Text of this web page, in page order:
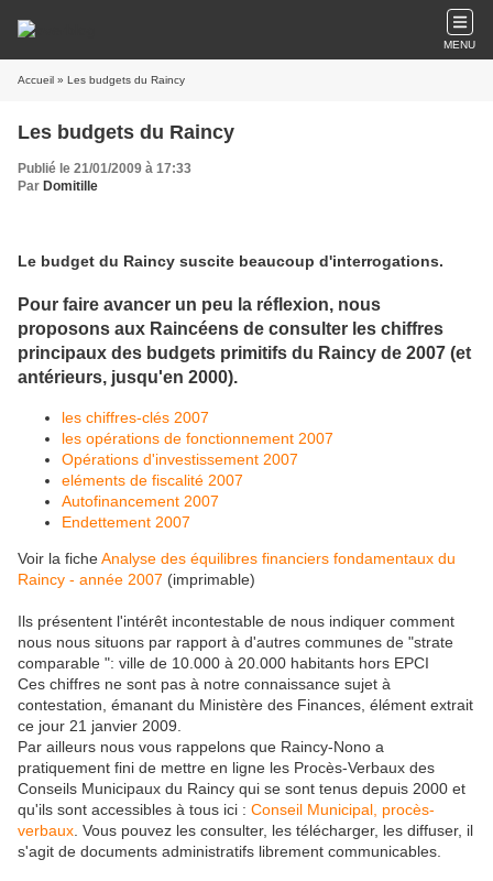
MENU
Accueil » Les budgets du Raincy
Les budgets du Raincy
Publié le 21/01/2009 à 17:33
Par Domitille
Le budget du Raincy suscite beaucoup d'interrogations.
Pour faire avancer un peu la réflexion, nous
proposons aux Raincéens de consulter les chiffres
principaux des budgets primitifs du Raincy de 2007 (et
antérieurs, jusqu'en 2000).
les chiffres-clés 2007
les opérations de fonctionnement 2007
Opérations d'investissement 2007
eléments de fiscalité 2007
Autofinancement 2007
Endettement 2007
Voir la ficheAnalyse des équilibres financiers fondamentaux du
Raincy - année 2007 (imprimable)
Ils présentent l'intérêt incontestable de nous indiquer comment
nous nous situons par rapport à d'autres communes de "strate
comparable ": ville de 10.000 à 20.000 habitants hors EPCI
Ces chiffres ne sont pas à notre connaissance sujet à
contestation, émanant du Ministère des Finances, élément extrait
ce jour 21 janvier 2009.
Par ailleurs nous vous rappelons que Raincy-Nono a
pratiquement fini de mettre en ligne les Procès-Verbaux des
Conseils Municipaux du Raincy qui se sont tenus depuis 2000 et
qu'ils sont accessibles à tous ici : Conseil Municipal, procès-
verbaux . Vous pouvez les consulter, les télécharger, les diffuser, il
s'agit de documents administratifs librement communicables.